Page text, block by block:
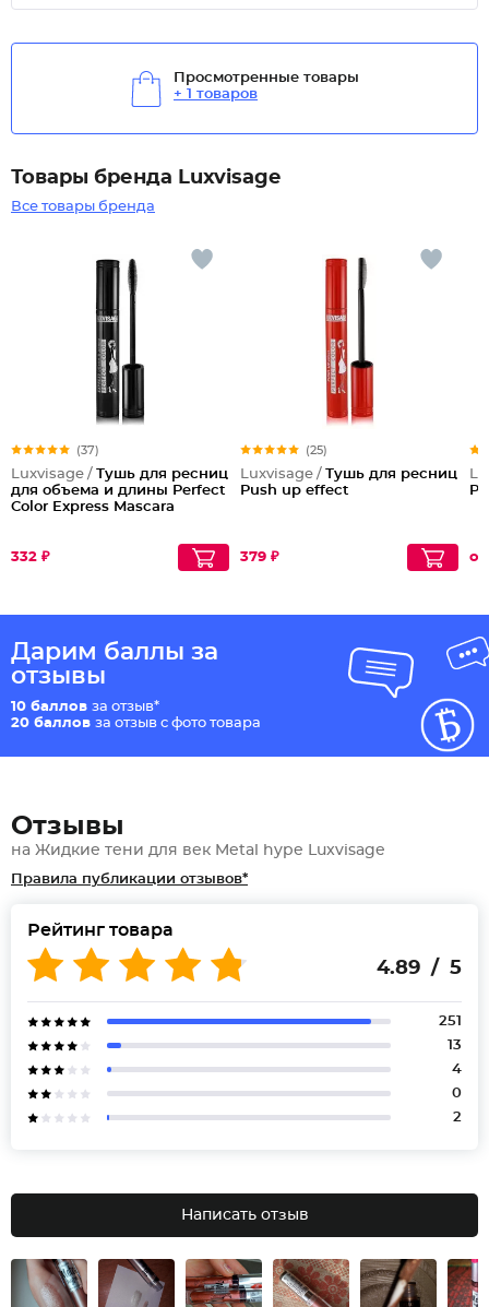
Просмотренные товары
+ 1 товаров
Товары бренда Luxvisage
Все товары бренда
(37)
Luxvisage / Тушь для ресниц
для объема и длины Perfect
Color Express Mascara
332 ₽
(25)
Luxvisage / Тушь для ресниц
Push up effect
379 ₽
Дарим баллы за
отзывы
10 баллов за отзыв*
20 баллов за отзыв с фото товара
Отзывы
на Жидкие тени для век Metal hype Luxvisage
Правила публикации отзывов*
Рейтинг товара
4.89 / 5
251
13
4
0
2
Написать отзыв